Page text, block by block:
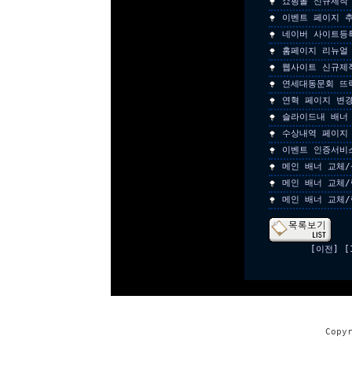
이벤트 페이지
네이버 사이트등
홈페이지 리뉴
웹사이트 신규제
연세대동문회
연혁 페이지 변
슬라이드내 배
수상내역 페이
이벤트 인증서비
메인 배너 교체/
메인 배너 교체
메인 배너 교체/
[이전]